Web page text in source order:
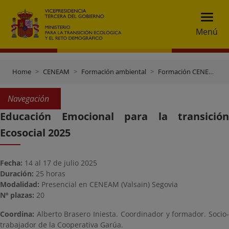
Menú
Home CENEAM Formación ambiental Formación CENEAM
Navegación
Educación Emocional para la transición
Ecosocial 2025
Fecha: 14 al 17 de julio 2025
Duración: 25 horas
Modalidad: Presencial en CENEAM (Valsain) Segovia
Nº plazas: 20
Coordina: Alberto Brasero Iniesta. Coordinador y formador. Socio-
trabajador de la Cooperativa Garúa.